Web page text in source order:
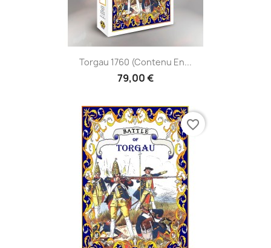
Torgau 1760 (contenu En...
79,00 €
favorite_border